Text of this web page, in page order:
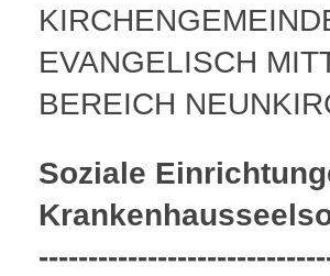
EVANGELISCH
BEREICH
Soziale